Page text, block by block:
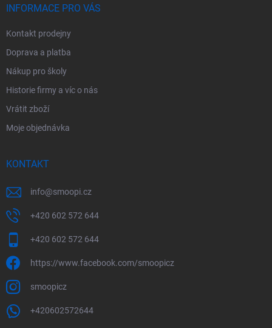
INFORMACE PRO VÁS
Kontakt prodejny
Doprava a platba
Nákup pro školy
Historie firmy a víc o nás
Vrátit zboží
Moje objednávka
KONTAKT
info@smoopi.cz
+420 602 572 644
+420 602 572 644
https://www.facebook.com/smoopicz
smoopicz
+420602572644